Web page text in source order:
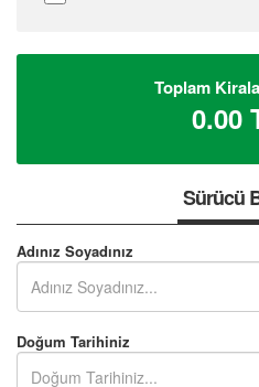
Toplam
0.00
Sürücü
Adınız Soyadınız
Doğum Tarihiniz